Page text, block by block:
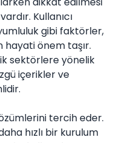
Kullanıcı
gibi faktörler,
önem taşır.
sektörlere yönelik
içerikler ve
tercih eder.
hızlı bir kurulum